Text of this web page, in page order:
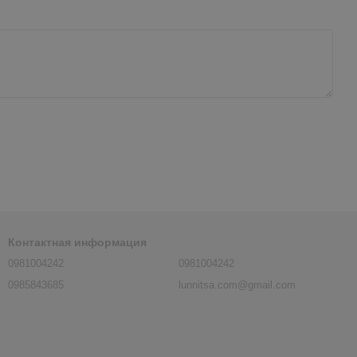
Контактная информация
0981004242
0985843685
0981004242
lunnitsa.com@gmail.com